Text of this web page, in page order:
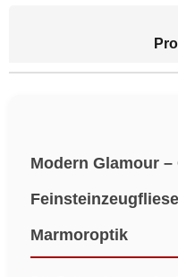
Modern Glamour
Marmoroptik